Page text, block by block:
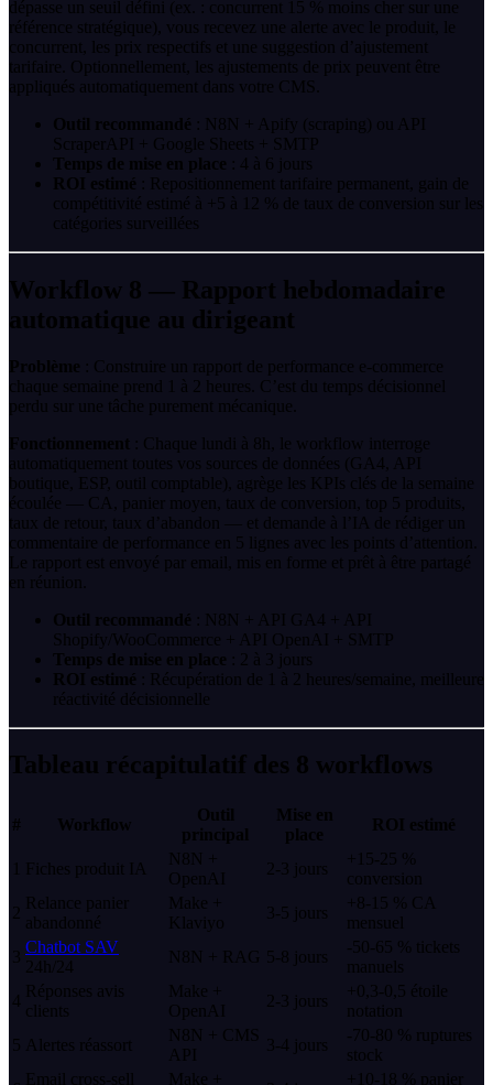
dépasse un seuil défini (ex. : concurrent 15 % moins cher sur une
référence stratégique), vous recevez une alerte avec le produit, le
concurrent, les prix respectifs et une suggestion d’ajustement
tarifaire. Optionnellement, les ajustements de prix peuvent être
appliqués automatiquement dans votre CMS.
Outil recommandé : N8N + Apify (scraping) ou API
ScraperAPI + Google Sheets + SMTP
Temps de mise en place : 4 à 6 jours
ROI estimé : Repositionnement tarifaire permanent, gain de
compétitivité estimé à +5 à 12 % de taux de conversion sur les
catégories surveillées
Workflow 8 — Rapport hebdomadaire
automatique au dirigeant
Problème : Construire un rapport de performance e-commerce
chaque semaine prend 1 à 2 heures. C’est du temps décisionnel
perdu sur une tâche purement mécanique.
Fonctionnement : Chaque lundi à 8h, le workflow interroge
automatiquement toutes vos sources de données (GA4, API
boutique, ESP, outil comptable), agrège les KPIs clés de la semaine
écoulée — CA, panier moyen, taux de conversion, top 5 produits,
taux de retour, taux d’abandon — et demande à l’IA de rédiger un
commentaire de performance en 5 lignes avec les points d’attention.
Le rapport est envoyé par email, mis en forme et prêt à être partagé
en réunion.
Outil recommandé : N8N + API GA4 + API
Shopify/WooCommerce + API OpenAI + SMTP
Temps de mise en place : 2 à 3 jours
ROI estimé : Récupération de 1 à 2 heures/semaine, meilleure
réactivité décisionnelle
Tableau récapitulatif des 8 workflows
# Workflow
Outil
principal
Mise en
place
ROI estimé
1 Fiches produit IA
N8N +
OpenAI
2-3 jours
+15-25 %
conversion
2
Relance panier
abandonné
Make +
Klaviyo
3-5 jours
+8-15 % CA
mensuel
3
Chatbot SAV
24h/24
N8N + RAG 5-8 jours
-50-65 % tickets
manuels
4
Réponses avis
clients
Make +
OpenAI
2-3 jours
+0,3-0,5 étoile
notation
5 Alertes réassort
N8N + CMS
API
3-4 jours
-70-80 % ruptures
stock
Email cross-sell
Make +
+10-18 % panier